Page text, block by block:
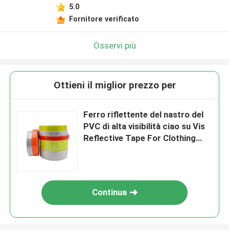
5.0
Fornitore verificato
Osservi più
Ottieni il miglior prezzo per
Ferro riflettente del nastro del
PVC di alta visibilità ciao su Vis
Reflective Tape For Clothing
Continua